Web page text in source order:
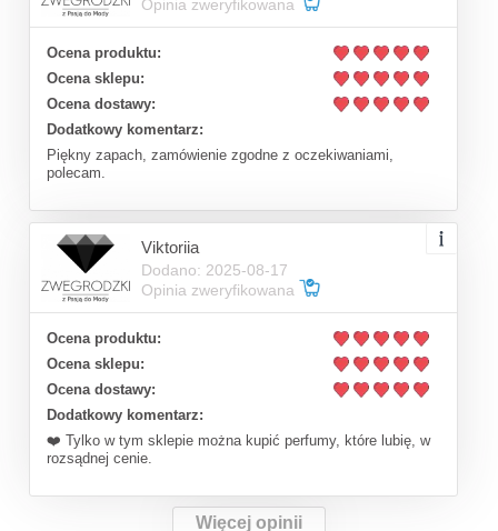
Opinia zweryfikowana
Ocena produktu:
Ocena sklepu:
Ocena dostawy:
Dodatkowy komentarz:
Piękny zapach, zamówienie zgodne z oczekiwaniami,
polecam.
Viktoriia
Dodano: 2025-08-17
Opinia zweryfikowana
Ocena produktu:
Ocena sklepu:
Ocena dostawy:
Dodatkowy komentarz:
❤️ Tylko w tym sklepie można kupić perfumy, które lubię, w
rozsądnej cenie.
Więcej opinii